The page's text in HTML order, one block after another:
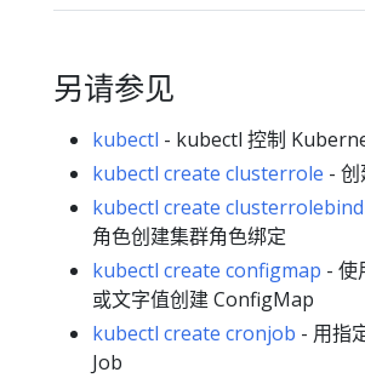
另请参见
kubectl - kubectl 控制
kubectl create clusterrole -
kubectl create
角色创建集群角色绑定
kubectl create configmap - 使
或文字值创建 ConfigMap
kubectl create cronjob - 用指
Job